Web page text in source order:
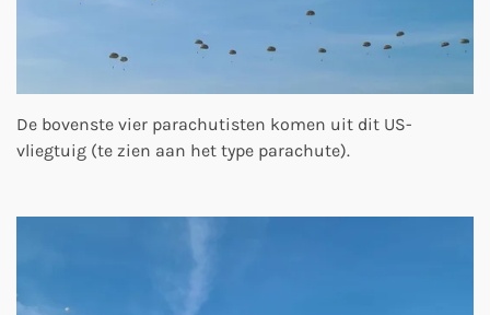
De bovenste vier parachutisten komen uit dit US-
vliegtuig (te zien aan het type parachute).